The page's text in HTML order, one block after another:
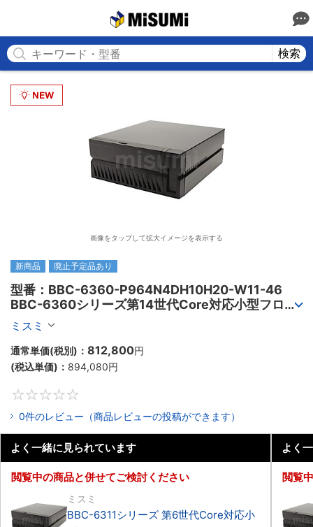
検索
画像をタップして拡大イメージを表示する
新商品 廃止予定品あり
型番：BBC-6360-P964N4DH10H20-W11-46
BBC-6360シリーズ第14世代Core対応小型フロア
マウント2PCIe
ミスミ
通常単価(税別)： 812,800円
(税込単価)： 894,080円
0件のレビュー（商品レビューの投稿ができます）
よく一緒に見られています
閲覧中の商品と併せてご検討ください
ミスミ
BBC-6311シリーズ 第6世代Core対応小
よく
閲覧